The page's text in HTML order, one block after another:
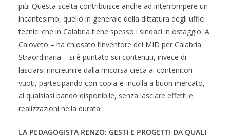
più. Questa scelta contribuisce anche ad interrompere un
incantesimo, quello in generale della dittatura degli uffici
tecnici che in Calabria tiene spesso i sindaci in ostaggio. A
Caloveto – ha chiosato l’inventore dei MID per Calabria
Straordinaria – si è puntato sui contenuti, invece di
lasciarsi rincretinire dalla rincorsa cieca ai contenitori
vuoti, partecipando con copia-e-incolla a buon mercato,
al qualsiasi bando disponibile, senza lasciare effetti e
realizzazioni nella durata.
LA PEDAGOGISTA RENZO: GESTI E PROGETTI DA QUALI